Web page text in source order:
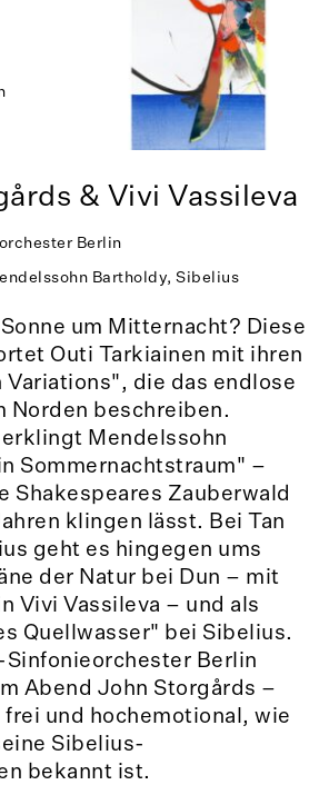
& Vivi Vassileva
Berlin
Bartholdy, Sibelius
um Mitternacht? Diese
Outi Tarkiainen mit ihren
Variations", die das endlose
Norden beschreiben.
Mendelssohn
Sommernachtstraum" –
Shakespeares Zauberwald
klingen lässt. Bei Tan
geht es hingegen ums
der Natur bei Dun – mit
Vivi Vassileva – und als
Quellwasser" bei Sibelius.
Sinfonieorchester Berlin
Abend John Storgårds –
und hochemotional, wie
Sibelius-
bekannt ist.